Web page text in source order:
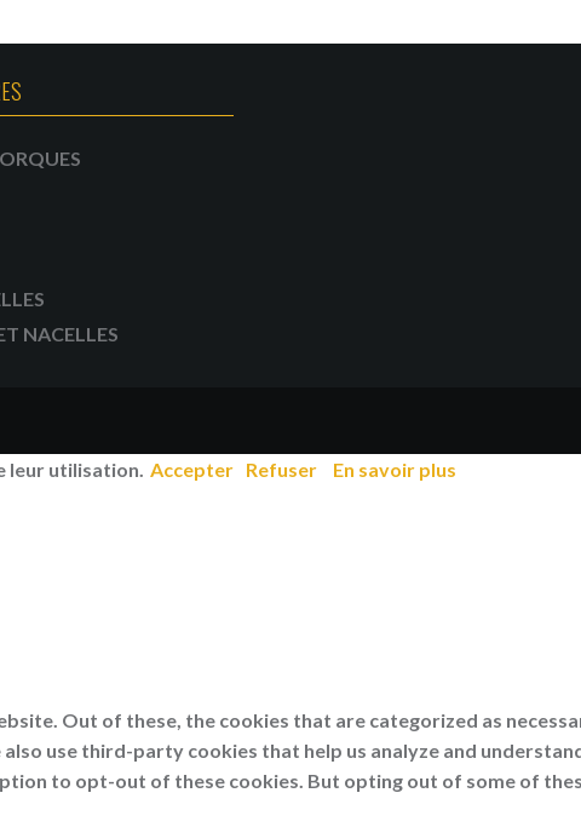
NACELLES
leur utilisation. Accepter Refuser
En savoir plus
Out of these, the cookies that are categorized as
use third-party cookies that help us analyze and
to opt-out of these cookies. But opting out of some of